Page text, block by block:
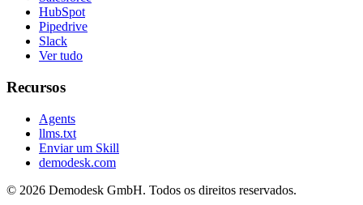
HubSpot
Pipedrive
Slack
Ver tudo
Recursos
Agents
llms.txt
Enviar um Skill
demodesk.com
© 2026 Demodesk GmbH. Todos os direitos reservados.